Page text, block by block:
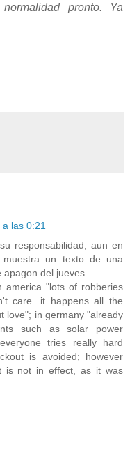
pronto.
Ya
las 0:21
responsabilidad, aun en
muestra un texto de una
del jueves.
america "lots of robberies
care. it happens all the
love"; in germany "already
such as solar power
tries really hard
is avoided; however
is not in effect, as it was